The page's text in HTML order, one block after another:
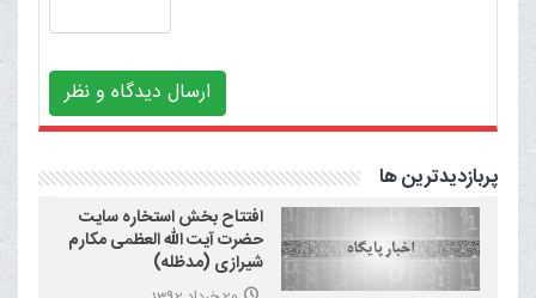
ارسال دیدگاه و نظر
پربازدیدترین ها
افتتاح بخش استخاره سایت
حضرت آیت الله العظمی مکارم
شیرازی (مدظله)